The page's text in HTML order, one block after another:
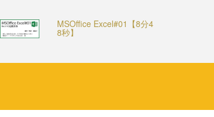
MSOffice Excel#01【8分4
8秒】